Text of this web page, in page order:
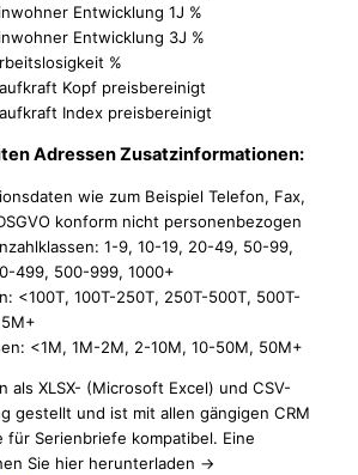
Entwicklung 1J %
Entwicklung 3J %
%
Kopf preisbereinigt
Index preisbereinigt
Adressen Zusatzinformationen:
wie zum Beispiel Telefon, Fax,
konform nicht personenbezogen
1-9, 10-19, 20-49, 50-99,
499, 500-999, 1000+
<100T, 100T-250T, 250T-500T, 500T-
<1M, 1M-2M, 2-10M, 10-50M, 50M+
als XLSX- (Microsoft Excel) und CSV-
gestellt und ist mit allen gängigen CRM
für Serienbriefe kompatibel. Eine
Sie hier herunterladen ->